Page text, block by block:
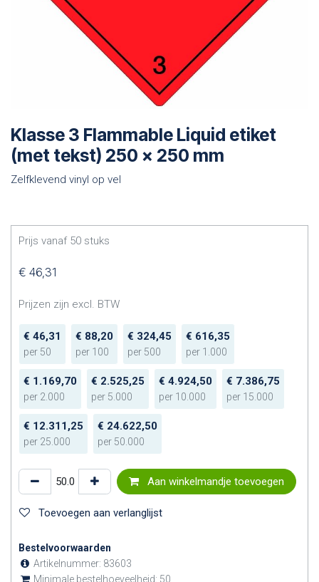
Klasse 3 Flammable Liquid etiket
(met tekst) 250 x 250 mm
Zelfklevend vinyl op vel
Prijs vanaf 50 stuks
€ 46,31
Prijzen zijn excl. BTW
€ 46,31
per 50
€ 88,20
per 100
€ 324,45
per 500
€ 616,35
per 1.000
€ 1.169,70
per 2.000
€ 2.525,25
per 5.000
€ 4.924,50
per 10.000
€ 7.386,75
per 15.000
€ 12.311,25
per 25.000
€ 24.622,50
per 50.000
Aan winkelmandje toevoegen
Toevoegen aan verlanglijst
Bestelvoorwaarden
Artikelnummer: 83603
Minimale bestelhoeveelheid: 50